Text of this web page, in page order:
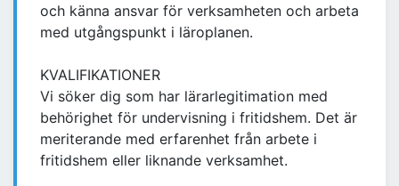
och känna ansvar för verksamheten och arbeta
med utgångspunkt i läroplanen.
KVALIFIKATIONER
Vi söker dig som har lärarlegitimation med
behörighet för undervisning i fritidshem. Det är
meriterande med erfarenhet från arbete i
fritidshem eller liknande verksamhet.